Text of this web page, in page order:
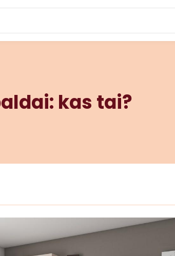
kas tai?